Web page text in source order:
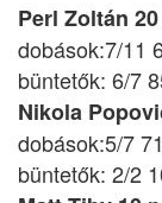
Perl Zoltán
dobások:7/11
büntetők: 6/7
Nikola
dobások:5/7
büntetők: 2/2